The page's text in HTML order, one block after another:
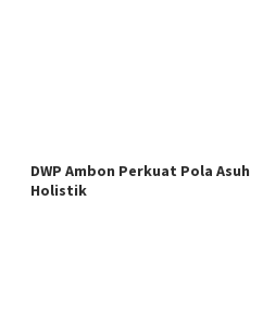
DWP Ambon Perkuat Pola Asuh
Holistik